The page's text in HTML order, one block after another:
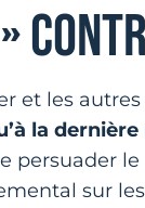
et les
la
persuader
sur